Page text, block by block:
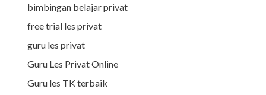
bimbingan belajar privat
free trial les privat
guru les privat
Guru Les Privat Online
Guru les TK terbaik